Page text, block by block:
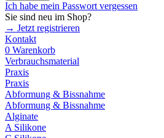
Ich habe mein Passwort vergessen
Sie sind neu im Shop?
→ Jetzt registrieren
Kontakt
0 Warenkorb
Verbrauchsmaterial
Praxis
Praxis
Abformung & Bissnahme
Abformung & Bissnahme
Alginate
A Silikone